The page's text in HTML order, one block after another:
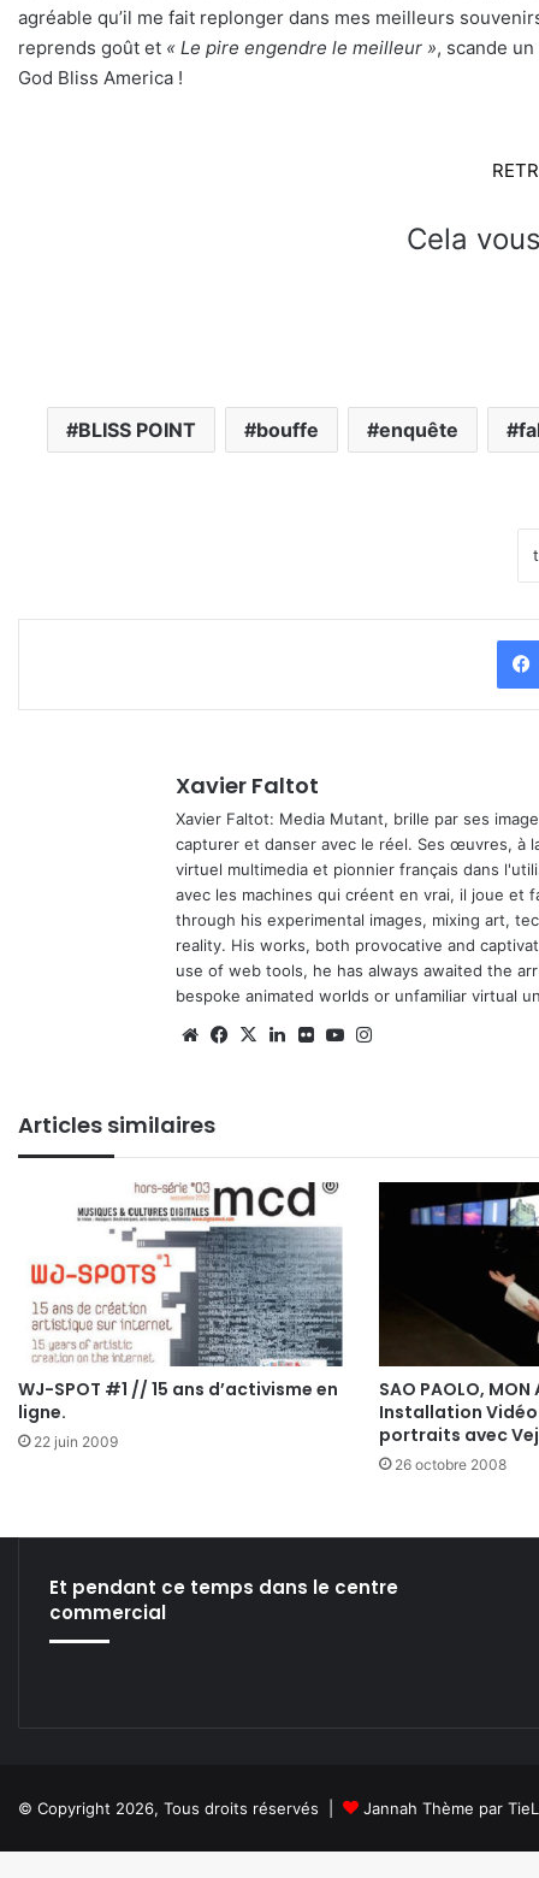
agréable qu’il me fait replonger dans mes meilleurs
reprends goût et « Le pire engendre le meilleur », scande
God Bliss America !
Cela
BLISS POINT bouffe enquête
Xavier Faltot
Xavier Faltot: Media Mutant, brille par ses
capturer et danser avec le réel. Ses œuvres, à
virtuel multimedia et pionnier français dans
avec les machines qui créent en vrai, il joue et
through his experimental images, mixing art,
reality. His works, both provocative and
use of web tools, he has always awaited the
bespoke animated worlds or unfamiliar virtual
WebsiteFacebook
X Linkedin
FlickrYouTube
Articles similaires
WJ-SPOT #1 // 15 ans d’activisme en
ligne.
22 juin 2009
SAO PAOLO, MON
Installation Vidéo
portraits avec
26 octobre 2008
Et pendant ce temps dans le centre
commercial
© Copyright 2026, Tous droits réservés | Jannah Thème par